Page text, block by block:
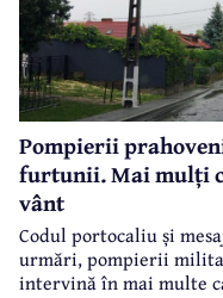
Pompierii
furtunii. Mai mulți
vânt
Codul portocaliu și
urmări, pompierii
intervină în mai multe